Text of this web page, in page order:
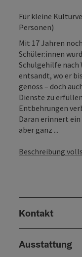
Für kleine
Personen)
Mit 17 Jahren
Schüler:innen
Schulgehilfe nach
entsandt, wo er
genoss – doch
Dienste zu
Entbehrungen
Daran erinnert
aber ganz ...
Beschreibung
Kontakt
Ausstattung